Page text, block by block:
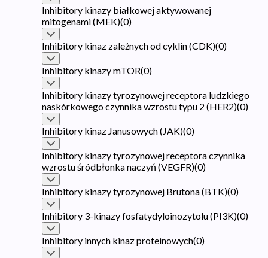
Inhibitory kinazy białkowej aktywowanej
mitogenami (MEK)(0)
Inhibitory kinaz zależnych od cyklin (CDK)(0)
Inhibitory kinazy mTOR(0)
Inhibitory kinazy tyrozynowej receptora ludzkiego
naskórkowego czynnika wzrostu typu 2 (HER2)(0)
Inhibitory kinaz Janusowych (JAK)(0)
Inhibitory kinazy tyrozynowej receptora czynnika
wzrostu śródbłonka naczyń (VEGFR)(0)
Inhibitory kinazy tyrozynowej Brutona (BTK)(0)
Inhibitory 3-kinazy fosfatydyloinozytolu (PI3K)(0)
Inhibitory innych kinaz proteinowych(0)